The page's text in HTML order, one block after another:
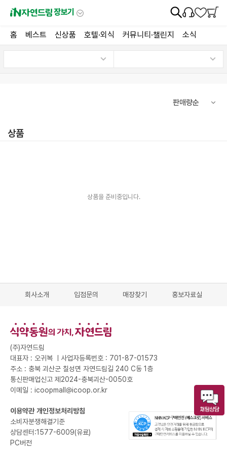
장보기
홈 베스트 신상품 호텔·외식 커뮤니티·챌린지 소식
상품
상품을 준비중입니다.
회사소개 입점문의 매장찾기 홍보자료실
(주)자연드림
대표자 : 오귀복 ㅣ 사업자등록번호 : 701-87-01573
주소 : 충북 괴산군 칠성면 자연드림길 240 C동 1층
통신판매업신고 제2024-충북괴산-0050호
이메일 : icoopmall@icoop.or.kr
이용약관 개인정보처리방침
소비자분쟁해결기준
상담센터:1577-6009(유료)
PC버전